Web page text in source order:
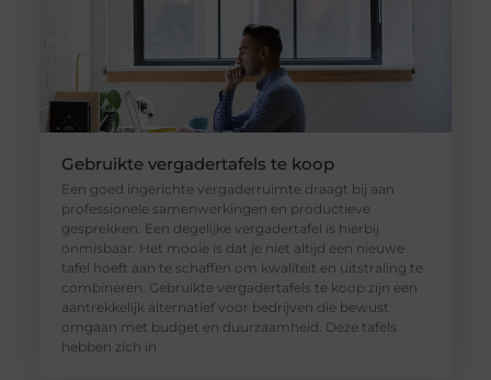
Gebruikte vergadertafels te koop
Een goed ingerichte vergaderruimte draagt bij aan
professionele samenwerkingen en productieve
gesprekken. Een degelijke vergadertafel is hierbij
onmisbaar. Het mooie is dat je niet altijd een nieuwe
tafel hoeft aan te schaffen om kwaliteit en uitstraling te
combineren. Gebruikte vergadertafels te koop zijn een
aantrekkelijk alternatief voor bedrijven die bewust
omgaan met budget en duurzaamheid. Deze tafels
hebben zich in